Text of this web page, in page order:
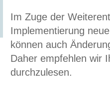
Im Zuge der
Implementierung
können auch
Daher empfehlen wir
durchzulesen.